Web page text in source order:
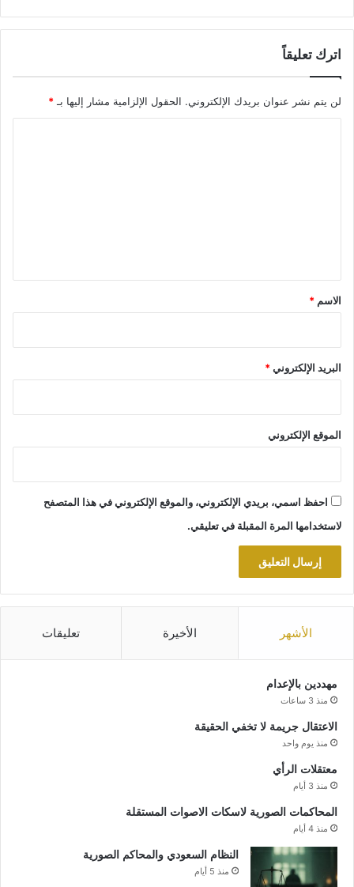
اترك تعليقاً
لن يتم نشر عنوان بريدك الإلكتروني. الحقول الإلزامية مشار إليها بـ*
*
الاسم *
البريد الإلكتروني*
الموقع الإلكتروني
احفظ اسمي، بريدي الإلكتروني، والموقع الإلكتروني في هذا المتصفح
لاستخدامها المرة المقبلة في تعليقي.
الأشهر الأخيرة تعليقات
مهددين بالإعدام
منذ 3 ساعات
الاعتقال جريمة لا تخفي الحقيقة
منذ يوم واحد
معتقلات الرأي
منذ 3 أيام
المحاكمات الصورية لاسكات الاصوات المستقلة
منذ 4 أيام
النظام السعودي والمحاكم الصورية
منذ 5 أيام